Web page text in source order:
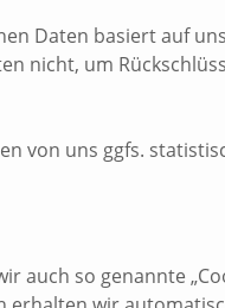
Daten basiert auf
nicht, um
von uns ggfs.
auch so genannte